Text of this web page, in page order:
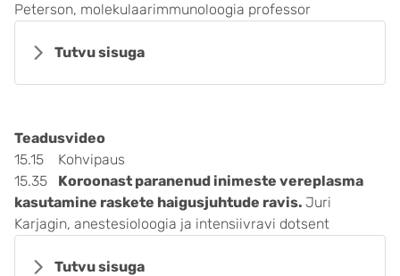
Peterson, molekulaarimmunoloogia professor
Tutvu sisuga
Teadusvideo
15.15 Kohvipaus
15.35 Koroonast paranenud inimeste vereplasma
kasutamine raskete haigusjuhtude ravis. Juri
Karjagin, anestesioloogia ja intensiivravi dotsent
Tutvu sisuga